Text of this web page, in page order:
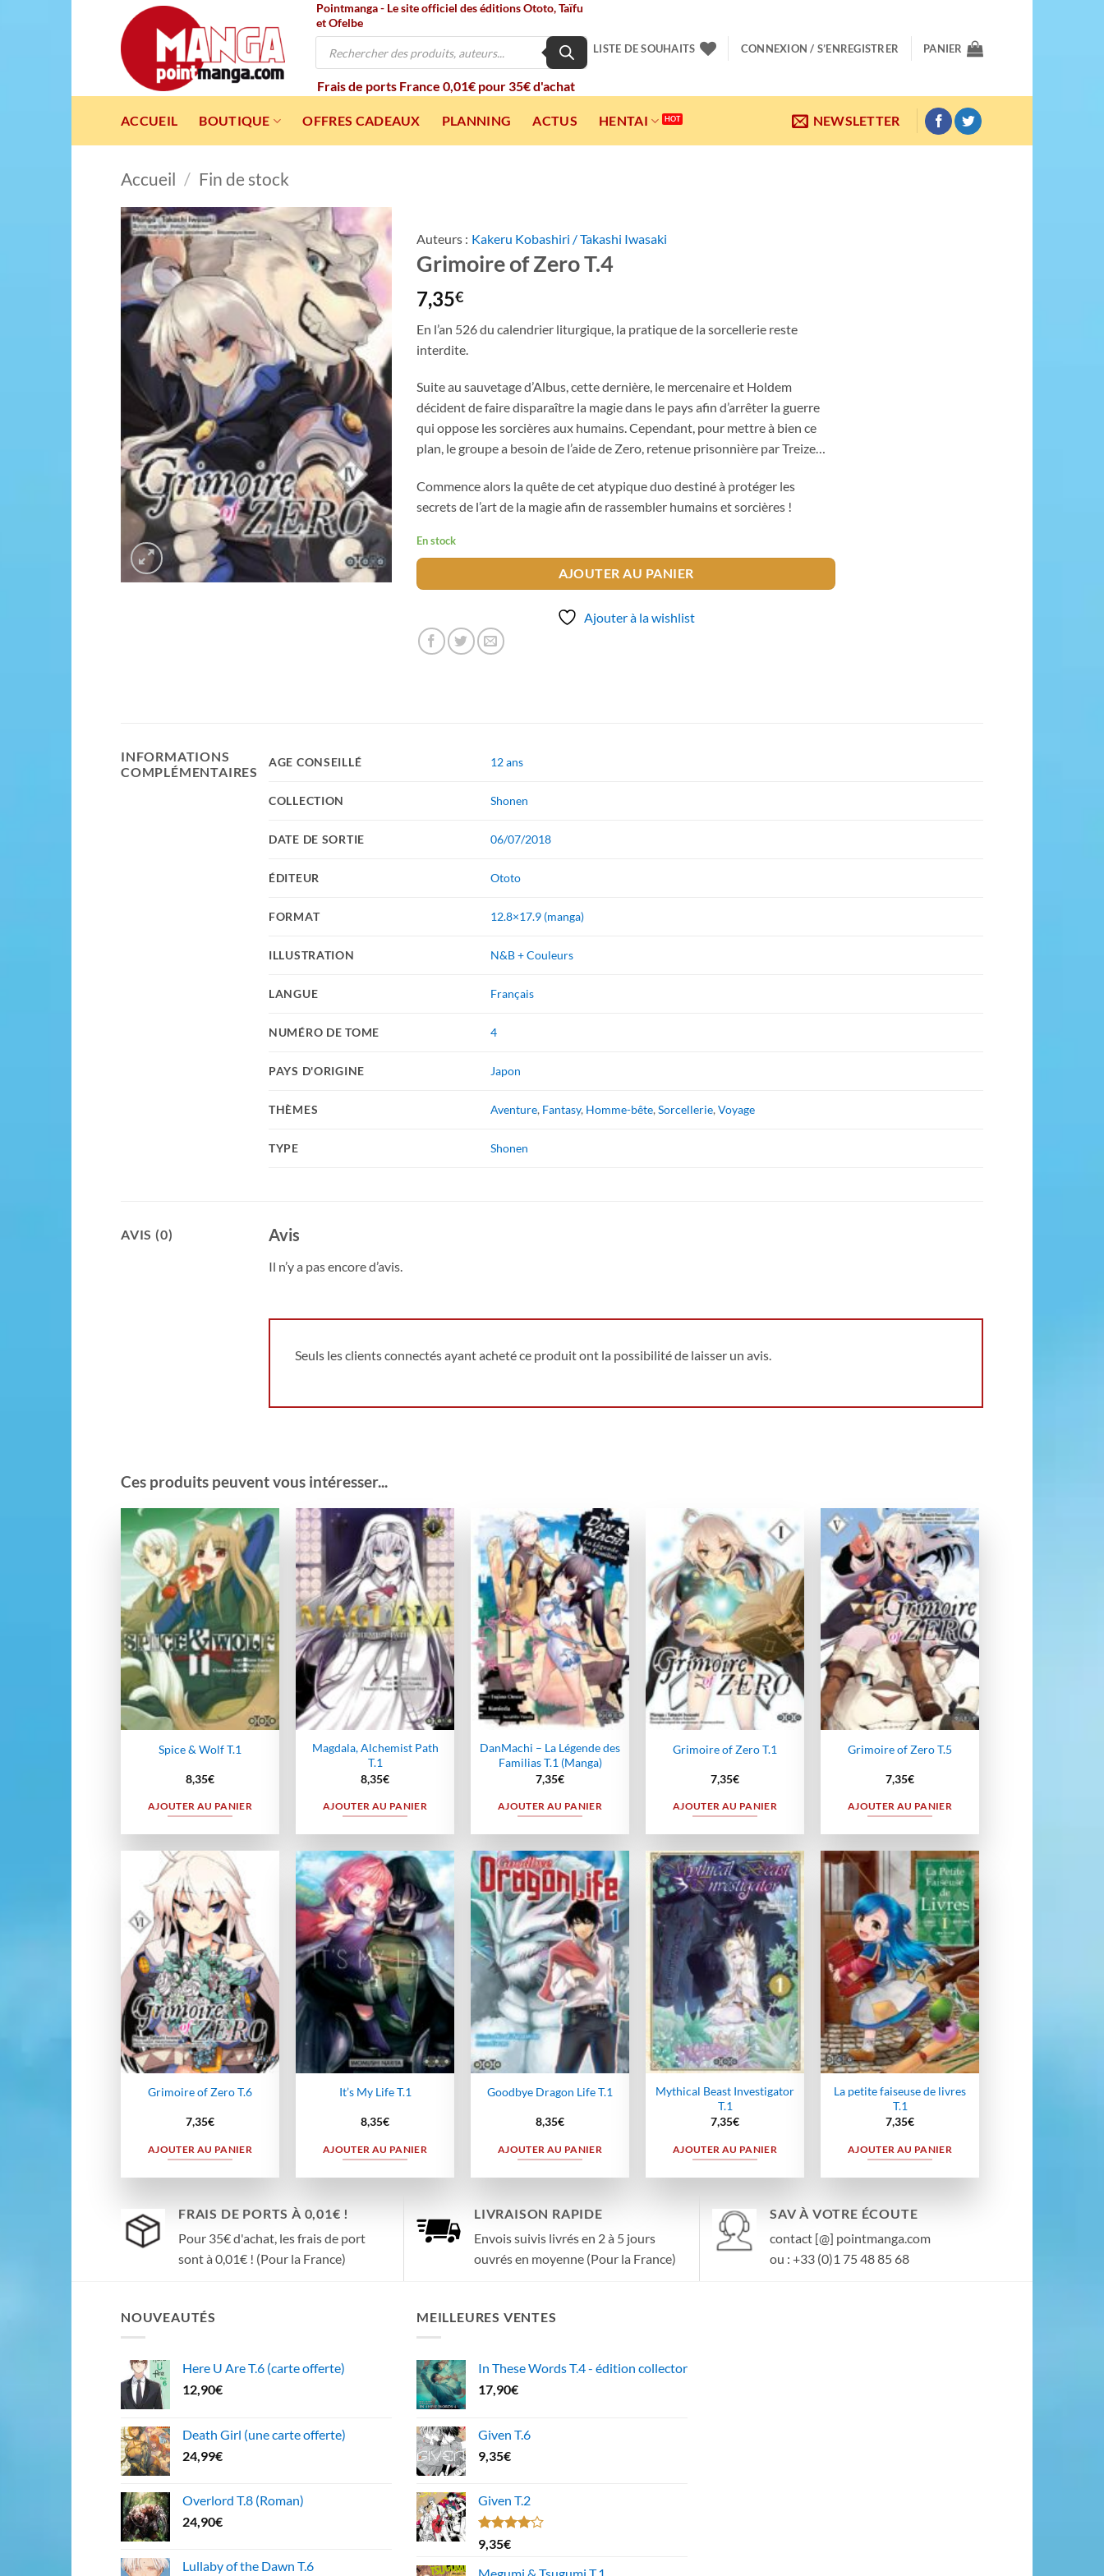
Pointmanga - Le site officiel des éditions Ototo, Taïfu
et Ofelbe
Recherche
Frais de ports France 0,01€ pour 35€ d'achat
LISTE DE SOUHAITS CONNEXION / S’ENREGISTRER PANIER
ACCUEIL BOUTIQUE OFFRES CADEAUX PLANNING ACTUS HENTAI NEWSLETTER
Accueil / Fin de stock
Ajouter
à la
wishlist
Auteurs : Kakeru Kobashiri / Takashi Iwasaki
Grimoire of Zero T.4
7,35€
En l’an 526 du calendrier liturgique, la pratique de la sorcellerie reste
interdite.
Suite au sauvetage d’Albus, cette dernière, le mercenaire et Holdem
décident de faire disparaître la magie dans le pays afin d’arrêter la guerre
qui oppose les sorcières aux humains. Cependant, pour mettre à bien ce
plan, le groupe a besoin de l’aide de Zero, retenue prisonnière par Treize…
Commence alors la quête de cet atypique duo destiné à protéger les
secrets de l’art de la magie afin de rassembler humains et sorcières !
En stock
AJOUTER AU PANIER
Ajouter à la wishlist
INFORMATIONS
COMPLÉMENTAIRES
AGE CONSEILLÉ 12 ans
COLLECTION Shonen
DATE DE SORTIE 06/07/2018
ÉDITEUR Ototo
FORMAT 12.8×17.9 (manga)
ILLUSTRATION N&B + Couleurs
LANGUE Français
NUMÉRO DE TOME 4
PAYS D'ORIGINE Japon
THÈMES Aventure, Fantasy, Homme-bête,Sorcellerie,Voyage
TYPE Shonen
AVIS (0) Avis
Il n’y a pas encore d’avis.
Seuls les clients connectés ayant acheté ce produit ont la possibilité de laisser un avis.
Ces produits peuvent vous intéresser...
Ajouter
à la
wishlist
Spice & Wolf T.1
8,35€
AJOUTER AU PANIER
Ajouter
à la
wishlist
Magdala, Alchemist Path
T.1
8,35€
AJOUTER AU PANIER
Ajouter
à la
wishlist
DanMachi – La Légende des
Familias T.1 (Manga)
7,35€
AJOUTER AU PANIER
Ajouter
à la
wishlist
Grimoire of Zero T.1
7,35€
AJOUTER AU PANIER
Ajouter
à la
wishlist
Grimoire of Zero T.5
7,35€
AJOUTER AU PANIER
Ajouter
à la
wishlist
Grimoire of Zero T.6
7,35€
AJOUTER AU PANIER
Ajouter
à la
wishlist
It’s My Life T.1
8,35€
AJOUTER AU PANIER
Ajouter
à la
wishlist
Goodbye Dragon Life T.1
8,35€
AJOUTER AU PANIER
Ajouter
à la
wishlist
Mythical Beast Investigator
T.1
7,35€
AJOUTER AU PANIER
Ajouter
à la
wishlist
La petite faiseuse de livres
T.1
7,35€
AJOUTER AU PANIER
FRAIS DE PORTS À 0,01€ !
Pour 35€ d'achat, les frais de port
sont à 0,01€ ! (Pour la France)
LIVRAISON RAPIDE
Envois suivis livrés en 2 à 5 jours
ouvrés en moyenne (Pour la France)
SAV À VOTRE ÉCOUTE
contact [@] pointmanga.com
ou : +33 (0)1 75 48 85 68
NOUVEAUTÉS
Here U Are T.6 (carte offerte)
12,90€
Death Girl (une carte offerte)
24,99€
Overlord T.8 (Roman)
24,90€
Lullaby of the Dawn T.6
MEILLEURES VENTES
In These Words T.4 - édition collector
17,90€
Given T.6
9,35€
Given T.2
Note
4.00
5
9,35€